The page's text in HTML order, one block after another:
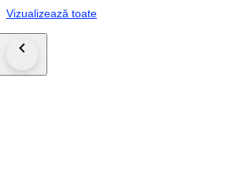
Vizualizează toate